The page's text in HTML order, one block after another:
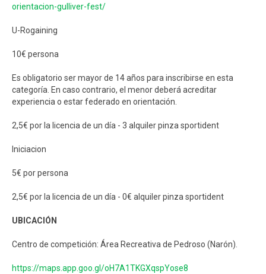
orientacion-gulliver-fest/
U-Rogaining
10€ persona
Es obligatorio ser mayor de 14 años para inscribirse en esta
categoría. En caso contrario, el menor deberá acreditar
experiencia o estar federado en orientación.
2,5€ por la licencia de un día - 3 alquiler pinza sportident
Iniciacion
5€ por persona
2,5€ por la licencia de un día - 0€ alquiler pinza sportident
UBICACIÓN
Centro de competición: Área Recreativa de Pedroso (Narón).
https://maps.app.goo.gl/oH7A1TKGXqspYose8